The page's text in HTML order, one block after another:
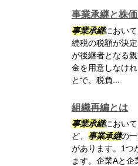
事業承継と株
事業承継におい
続税の税額が決
が後継者となる
金を用意しなけ
とで、税負...
組織再編とは
事業承継において
ど、 事業承継の
があります。1つ
ます。企業Aと